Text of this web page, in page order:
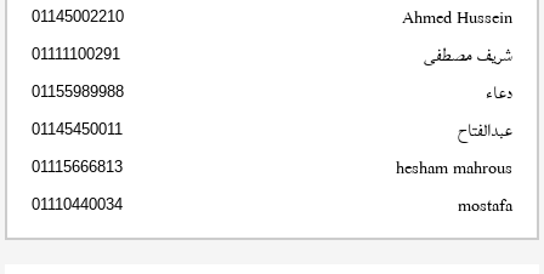
Ahmed Hussein
01145002210
شريف مصطفى 01111100291
دعاء 01155989988
عبدالفتاح 01145450011
hesham mahrous
01115666813
mostafa
01110440034